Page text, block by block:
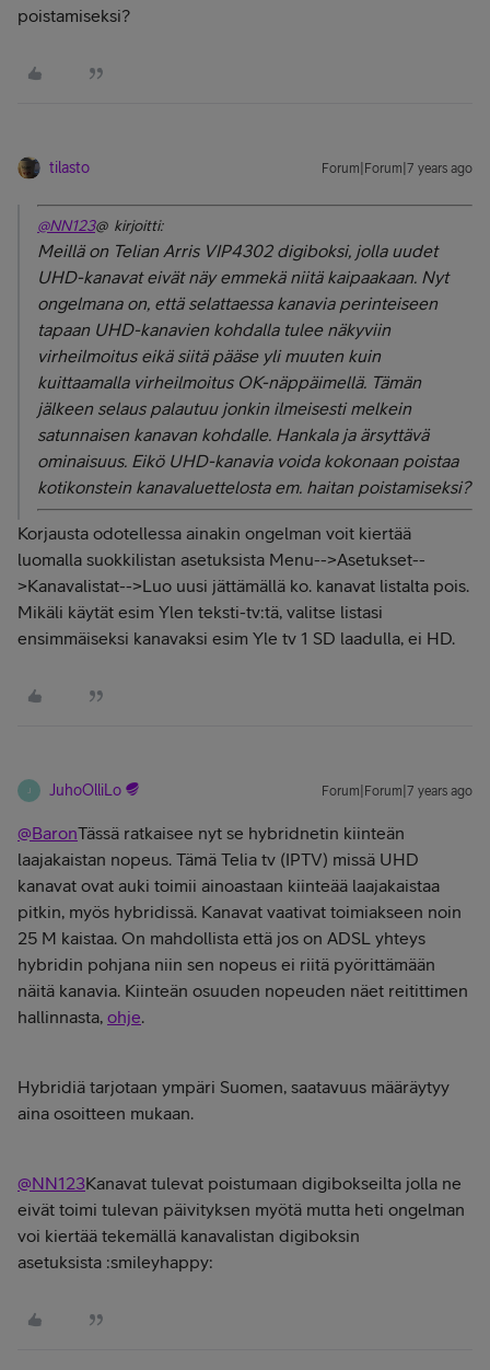
poistamiseksi?
tilasto Forum|Forum|7 years ago
@NN123@ kirjoitti:
Meillä on Telian Arris VIP4302 digiboksi, jolla uudet
UHD-kanavat eivät näy emmekä niitä kaipaakaan. Nyt
ongelmana on, että selattaessa kanavia perinteiseen
tapaan UHD-kanavien kohdalla tulee näkyviin
virheilmoitus eikä siitä pääse yli muuten kuin
kuittaamalla virheilmoitus OK-näppäimellä. Tämän
jälkeen selaus palautuu jonkin ilmeisesti melkein
satunnaisen kanavan kohdalle. Hankala ja ärsyttävä
ominaisuus. Eikö UHD-kanavia voida kokonaan poistaa
kotikonstein kanavaluettelosta em. haitan poistamiseksi?
Korjausta odotellessa ainakin ongelman voit kiertää
luomalla suokkilistan asetuksista Menu-->Asetukset--
>Kanavalistat-->Luo uusi jättämällä ko. kanavat listalta pois.
Mikäli käytät esim Ylen teksti-tv:tä, valitse listasi
ensimmäiseksi kanavaksi esim Yle tv 1 SD laadulla, ei HD.
J JuhoOlliLo Forum|Forum|7 years ago
@BaronTässä ratkaisee nyt se hybridnetin kiinteän
laajakaistan nopeus. Tämä Telia tv (IPTV) missä UHD
kanavat ovat auki toimii ainoastaan kiinteää laajakaistaa
pitkin, myös hybridissä. Kanavat vaativat toimiakseen noin
25 M kaistaa. On mahdollista että jos on ADSL yhteys
hybridin pohjana niin sen nopeus ei riitä pyörittämään
näitä kanavia. Kiinteän osuuden nopeuden näet reitittimen
hallinnasta, ohje.
Hybridiä tarjotaan ympäri Suomen, saatavuus määräytyy
aina osoitteen mukaan.
@NN123Kanavat tulevat poistumaan digibokseilta jolla ne
eivät toimi tulevan päivityksen myötä mutta heti ongelman
voi kiertää tekemällä kanavalistan digiboksin
asetuksista :smileyhappy: